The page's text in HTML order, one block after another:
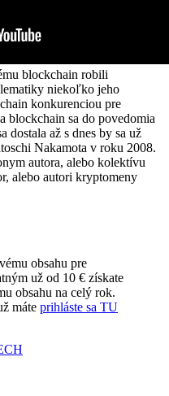
blockchain robili
niekoľko jeho
konkurenciou pre
blockchain sa do povedomia
dostala až s dnes by sa už
Nakamota v roku 2008.
autora, alebo kolektívu
alebo autori kryptomeny
obsahu pre
už od 10 € získate
obsahu na celý rok.
máte prihláste sa TU